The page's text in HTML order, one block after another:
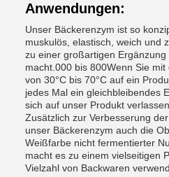
Anwendungen:
Unser Bäckerenzym ist so
muskulös, elastisch, weich und
zu einer großartigen
macht.000 bis 800Wenn Sie
von 30°C bis 70°C auf ein
jedes Mal ein gleichbleibendes
sich auf unser Produkt verlassen.
Zusätzlich zur Verbesserung
unser Bäckerenzym auch die
Weißfarbe nicht fermentierter
macht es zu einem vielseitigen
Vielzahl von Backwaren